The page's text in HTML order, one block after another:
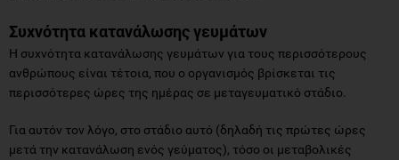
Συχνότητα κατανάλωσης γευμάτων
Η συχνότητα κατανάλωσης γευμάτων για τους περισσότερους
ανθρώπους είναι τέτοια, που ο οργανισμός βρίσκεται τις
περισσότερες ώρες της ημέρας σε μεταγευματικό στάδιο.
Για αυτόν τον λόγο, στο στάδιο αυτό (δηλαδή τις πρώτες ώρες
μετά την κατανάλωση ενός γεύματος), τόσο οι μεταβολικές